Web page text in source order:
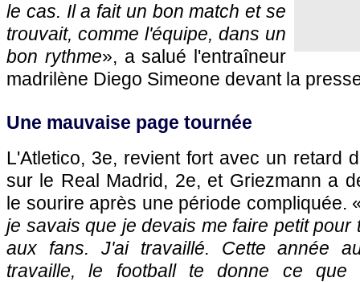
le cas. Il a fait un bon match et se
trouvait, comme l'équipe, dans un
bon rythme», a salué l'entraîneur
madrilène Diego Simeone devant la
Une mauvaise page tournée
L'Atletico, 3e, revient fort avec un retard
sur le Real Madrid, 2e, et Griezmann a
le sourire après une période compliquée.
je savais que je devais me faire petit pour
aux fans. J'ai travaillé. Cette année
travaille, le football te donne ce que